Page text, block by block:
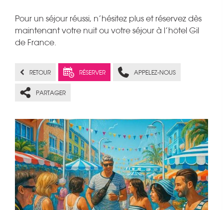
Pour un séjour réussi, n’hésitez plus et réservez dès
maintenant votre nuit ou votre séjour à l’hôtel Gil
de France.
RETOUR RÉSERVER APPELEZ-NOUS
PARTAGER